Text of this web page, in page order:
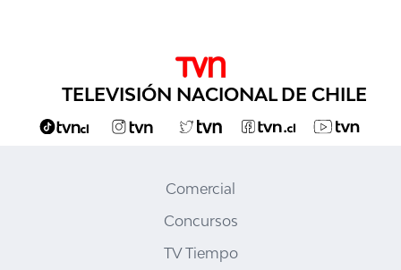
TELEVISIÓN NACIONAL DE CHILE
Comercial
Concursos
TV Tiempo